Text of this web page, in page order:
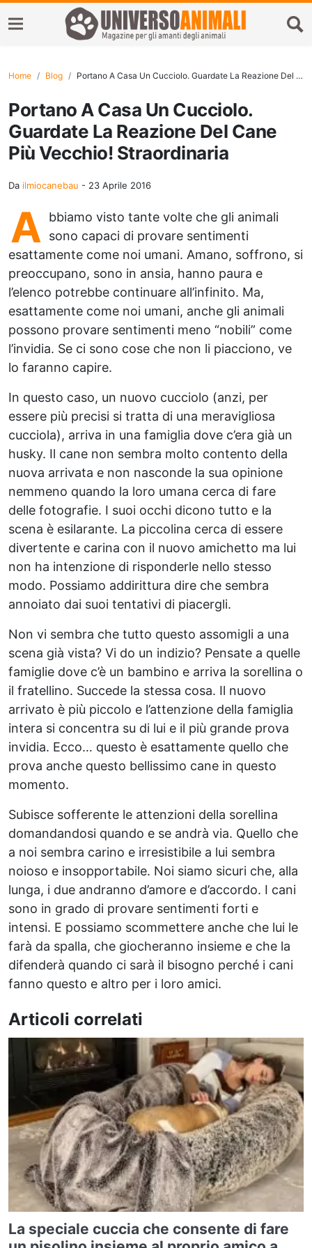
Home Blog Portano A Casa Un Cucciolo. Guardate La Reazione Del Cane Più Vecchio! Straordinaria
Portano A Casa Un Cucciolo.
Guardate La Reazione Del Cane
Più Vecchio! Straordinaria
Da ilmiocanebau - 23 Aprile 2016
A
bbiamo visto tante volte che gli animali
sono capaci di provare sentimenti
esattamente come noi umani. Amano, soffrono, si
preoccupano, sono in ansia, hanno paura e
l’elenco potrebbe continuare all’infinito. Ma,
esattamente come noi umani, anche gli animali
possono provare sentimenti meno “nobili” come
l’invidia. Se ci sono cose che non li piacciono, ve
lo faranno capire.
In questo caso, un nuovo cucciolo (anzi, per
essere più precisi si tratta di una meravigliosa
cucciola), arriva in una famiglia dove c’era già un
husky. Il cane non sembra molto contento della
nuova arrivata e non nasconde la sua opinione
nemmeno quando la loro umana cerca di fare
delle fotografie. I suoi occhi dicono tutto e la
scena è esilarante. La piccolina cerca di essere
divertente e carina con il nuovo amichetto ma lui
non ha intenzione di risponderle nello stesso
modo. Possiamo addirittura dire che sembra
annoiato dai suoi tentativi di piacergli.
Non vi sembra che tutto questo assomigli a una
scena già vista? Vi do un indizio? Pensate a quelle
famiglie dove c’è un bambino e arriva la sorellina o
il fratellino. Succede la stessa cosa. Il nuovo
arrivato è più piccolo e l’attenzione della famiglia
intera si concentra su di lui e il più grande prova
invidia. Ecco… questo è esattamente quello che
prova anche questo bellissimo cane in questo
momento.
Subisce sofferente le attenzioni della sorellina
domandandosi quando e se andrà via. Quello che
a noi sembra carino e irresistibile a lui sembra
noioso e insopportabile. Noi siamo sicuri che, alla
lunga, i due andranno d’amore e d’accordo. I cani
sono in grado di provare sentimenti forti e
intensi. E possiamo scommettere anche che lui le
farà da spalla, che giocheranno insieme e che la
difenderà quando ci sarà il bisogno perché i cani
fanno questo e altro per i loro amici.
Articoli correlati
La speciale cuccia che consente di fare